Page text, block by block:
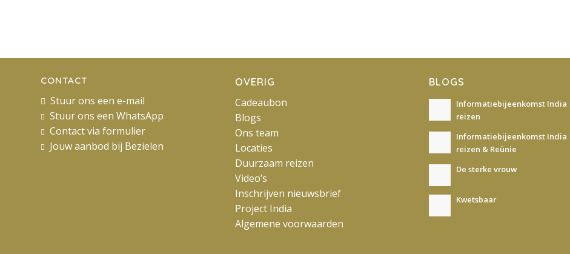
CONTACT
Stuur ons een e-mail
Stuur ons een WhatsApp
Contact via formulier
Jouw aanbod bij Bezielen
OVERIG
Cadeaubon
Blogs
Ons team
Locaties
Duurzaam reizen
Video’s
Inschrijven nieuwsbrief
Project India
Algemene voorwaarden
BLOGS
Informatiebijeenkomst India
reizen
Informatiebijeenkomst India
reizen & Reünie
De sterke vrouw
Kwetsbaar